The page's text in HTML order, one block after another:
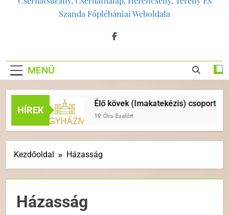
Szanda Főplébániai Weboldala
MENÜ
HÍREK
Élő kövek (Imakatekézis) csoport indul
19 Óra Ezelőtt
Kezdőoldal Házasság
Házasság